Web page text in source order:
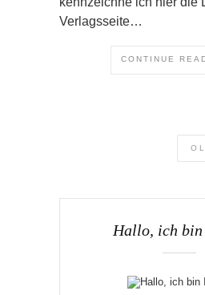
Verlagsseite…
CONTINUE
Hallo, ich bin